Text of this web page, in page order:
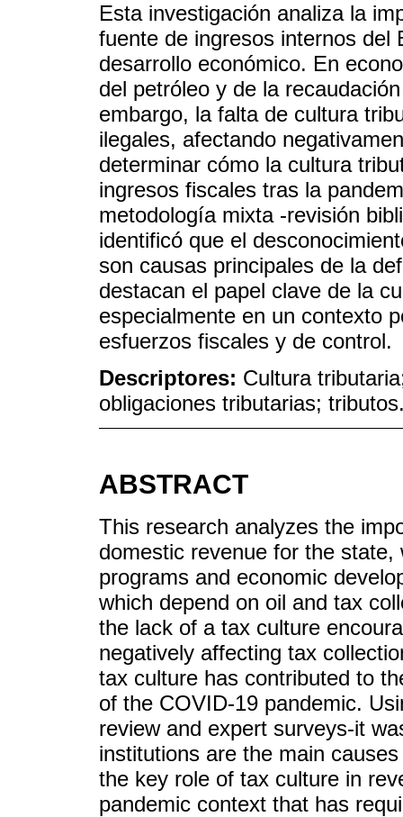
Esta investigación analiza la
fuente de ingresos internos del
desarrollo económico. En
del petróleo y de la
embargo, la falta de cultura
ilegales, afectando
determinar cómo la cultura
ingresos fiscales tras la
metodología mixta -revisión
identificó que el
son causas principales de la
destacan el papel clave de la
especialmente en un contexto
esfuerzos fiscales y de control.
Descriptores: Cultura
obligaciones tributarias;
ABSTRACT
This research analyzes the
domestic revenue for the
programs and economic
which depend on oil and tax
the lack of a tax culture
negatively affecting tax
tax culture has contributed to
of the COVID-19 pandemic.
review and expert surveys-it
institutions are the main
the key role of tax culture in
pandemic context that has